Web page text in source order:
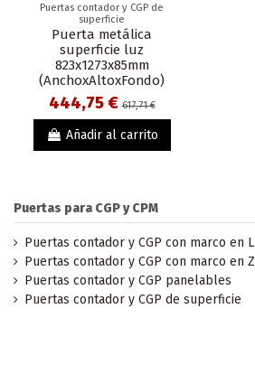
Puertas contador y CGP de
superficie
Puerta metálica
superficie luz
823x1273x85mm
(AnchoxAltoxFondo)
444,75 €617,71 €
Añadir al carrito
Puertas para CGP y CPM
Puertas contador y CGP con marco en L
Puertas contador y CGP con marco en Z
Puertas contador y CGP panelables
Puertas contador y CGP de superficie